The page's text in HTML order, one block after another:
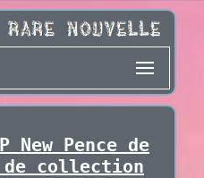
New Pence de
collection